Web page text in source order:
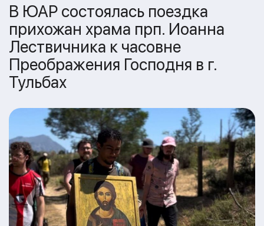
В ЮАР состоялась поездка
прихожан храма прп. Иоанна
Лествичника к часовне
Преображения Господня в г.
Тульбах